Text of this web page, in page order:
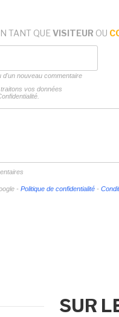
TANT QUE VISITEUR OU
nouveau commentaire
vos données
- Politique de confidentialité -
SUR